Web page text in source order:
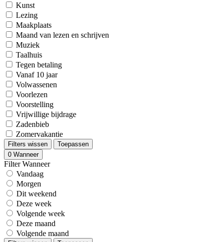
Kunst
Lezing
Maakplaats
Maand van lezen en schrijven
Muziek
Taalhuis
Tegen betaling
Vanaf 10 jaar
Volwassenen
Voorlezen
Voorstelling
Vrijwillige bijdrage
Zadenbieb
Zomervakantie
Filters wissen
Toepassen
0 Wanneer
Filter Wanneer
Vandaag
Morgen
Dit weekend
Deze week
Volgende week
Deze maand
Volgende maand